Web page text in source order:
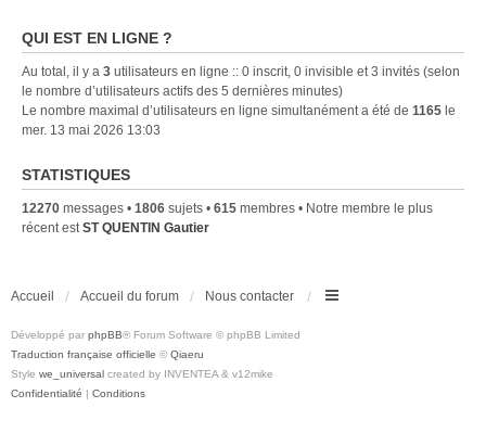
QUI EST EN LIGNE ?
Au total, il y a 3 utilisateurs en ligne :: 0 inscrit, 0 invisible et 3 invités (selon
le nombre d’utilisateurs actifs des 5 dernières minutes)
Le nombre maximal d’utilisateurs en ligne simultanément a été de 1165 le
mer. 13 mai 2026 13:03
STATISTIQUES
12270 messages • 1806 sujets • 615 membres • Notre membre le plus
récent est ST QUENTIN Gautier
Accueil Accueil du forum Nous contacter
Développé par phpBB® Forum Software © phpBB Limited
Traduction française officielle © Qiaeru
Style we_universal created by INVENTEA & v12mike
Confidentialité | Conditions